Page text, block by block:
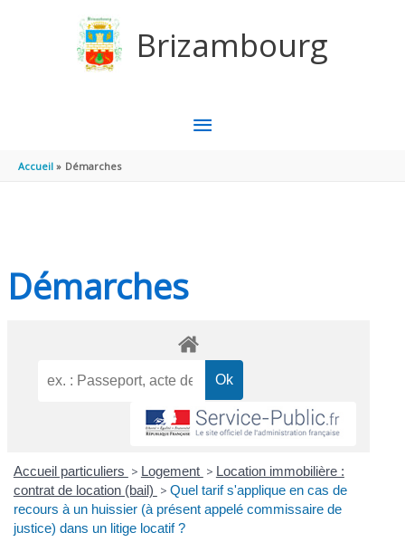
Brizambourg
MENU
Accueil Démarches
Démarches
Accueil particuliers > Logement > Location immobilière :
contrat de location (bail) > Quel tarif s'applique en cas de
recours à un huissier (à présent appelé commissaire de
justice) dans un litige locatif ?